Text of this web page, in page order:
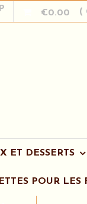
€0.00 (
ET DESSERTS
POUR LES